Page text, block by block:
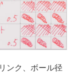
ンク、ボール径